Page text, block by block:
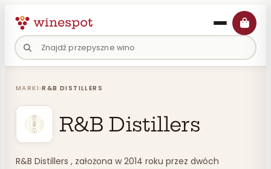
treści
MARKI ›R&B DISTILLERS
R&B Distillers
R&B Distillers , założona w 2014 roku przez dwóch